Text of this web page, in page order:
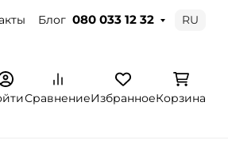
Блог 080 033 12 32 RU
СравнениеИзбранноеКорзина